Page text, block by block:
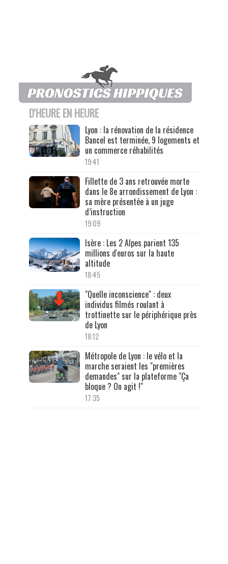
D'HEURE EN HEURE
Lyon : la rénovation de la résidence
Bancel est terminée, 9 logements et
un commerce réhabilités
19:41
Fillette de 3 ans retrouvée morte
dans le 8e arrondissement de Lyon :
sa mère présentée à un juge
d’instruction
19:09
Isère : Les 2 Alpes parient 135
millions d'euros sur la haute
altitude
18:45
"Quelle inconscience" : deux
individus filmés roulant à
trottinette sur le périphérique près
de Lyon
18:12
Métropole de Lyon : le vélo et la
marche seraient les "premières
demandes" sur la plateforme "Ça
bloque ? On agit !"
17:35